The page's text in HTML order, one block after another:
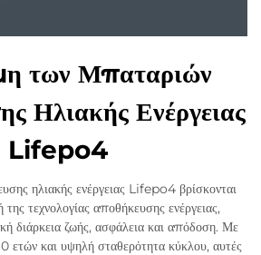
των Μπαταριών
Ηλιακής Ενέργειας
Lifepo4
ηλιακής ενέργειας Lifepo4 βρίσκονται
τεχνολογίας αποθήκευσης ενέργειας,
διάρκεια ζωής, ασφάλεια και απόδοση. Με
ετών και υψηλή σταθερότητα κύκλου, αυτές